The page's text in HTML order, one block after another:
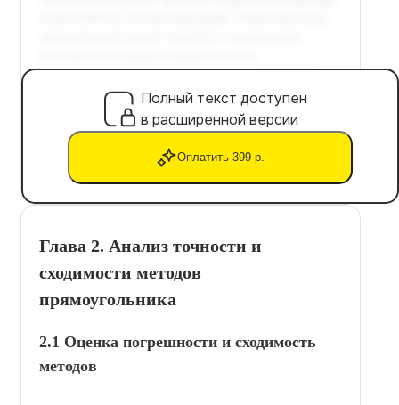
Полный текст доступен
в расширенной версии
Оплатить 399 р.
Глава 2. Анализ точности и
сходимости методов
прямоугольника
2.1 Оценка погрешности и сходимость
методов